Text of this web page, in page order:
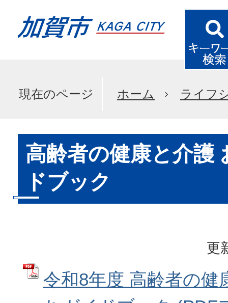
現在のページ ホーム ライフ
高齢者の健康と介護
ドブック
更
令和8年度 高齢者の健